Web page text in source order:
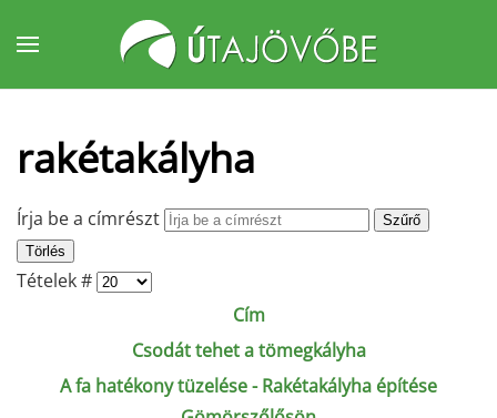
Fő tartalom átugrása
rakétakályha
Írja be a címrészt
Szűrő
Törlés
Tételek #
Cím
Csodát tehet a tömegkályha
A fa hatékony tüzelése - Rakétakályha építése